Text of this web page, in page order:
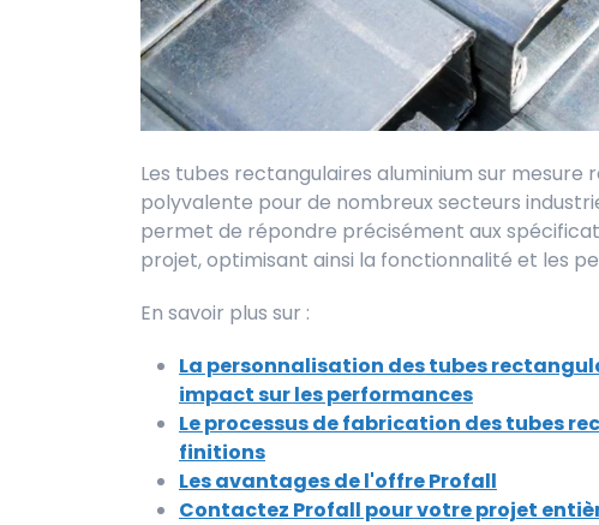
Les tubes rectangulaires aluminium sur mesure
polyvalente pour de nombreux secteurs
permet de répondre précisément aux
projet, optimisant ainsi la fonctionnalité et les
En savoir plus sur :
La personnalisation des tubes
impact sur les performances
Le processus de fabrication des tubes
finitions
Les avantages de l'offre Profall
Contactez Profall pour votre projet